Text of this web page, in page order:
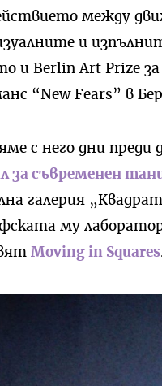
между
и
и Berlin Art Prize
“New Fears” в
с него дни преди
за съвременен
галерия
му
Moving in Squares